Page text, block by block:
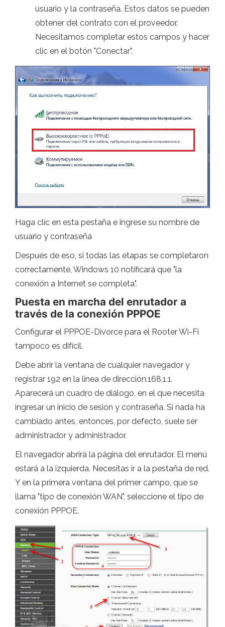
usuario y la contraseña. Estos datos se pueden
obtener del contrato con el proveedor.
Necesitamos completar estos campos y hacer
clic en el botón "Conectar".
Haga clic en esta pestaña e ingrese su nombre de
usuario y contraseña
Después de eso, si todas las etapas se completaron
correctamente, Windows 10 notificará que "la
conexión a Internet se completa".
Puesta en marcha del enrutador a
través de la conexión PPPOE
Configurar el PPPOE-Divorce para el Rooter Wi-Fi
tampoco es difícil.
Debe abrir la ventana de cualquier navegador y
registrar 192 en la línea de dirección.168.1.1.
Aparecerá un cuadro de diálogo, en el que necesita
ingresar un inicio de sesión y contraseña. Si nada ha
cambiado antes, entonces, por defecto, suele ser
administrador y administrador.
El navegador abrirá la página del enrutador. El menú
estará a la izquierda. Necesitas ir a la pestaña de red.
Y en la primera ventana del primer campo, que se
llama "tipo de conexión WAN", seleccione el tipo de
conexión PPPOE.